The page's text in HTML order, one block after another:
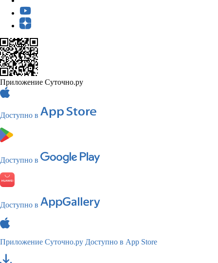
Приложение Суточно.ру
Доступно в
Доступно в
Доступно в
Приложение Суточно.ру Доступно в App Store